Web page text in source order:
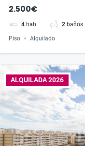
2.500€
4 hab. 2 baños
Piso Alquilado
ALQUILADA 2026